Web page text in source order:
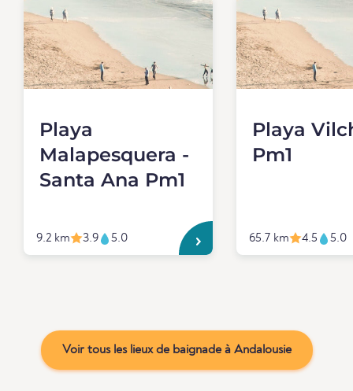
Playa
Malapesquera -
Santa Ana Pm1
9.2 km 3.9 5.0
Playa
Pm1
65.7 km 4.5 5.0
Voir tous les lieux de baignade à Andalousie